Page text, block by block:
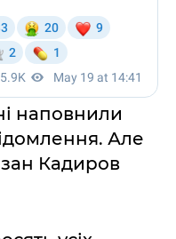
наповнили
Але
Кадиров